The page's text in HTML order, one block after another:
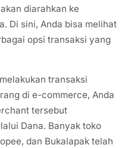
diarahkan ke
Di sini, Anda bisa melihat
opsi transaksi yang
transaksi
di e-commerce, Anda
tersebut
Dana. Banyak toko
dan Bukalapak telah